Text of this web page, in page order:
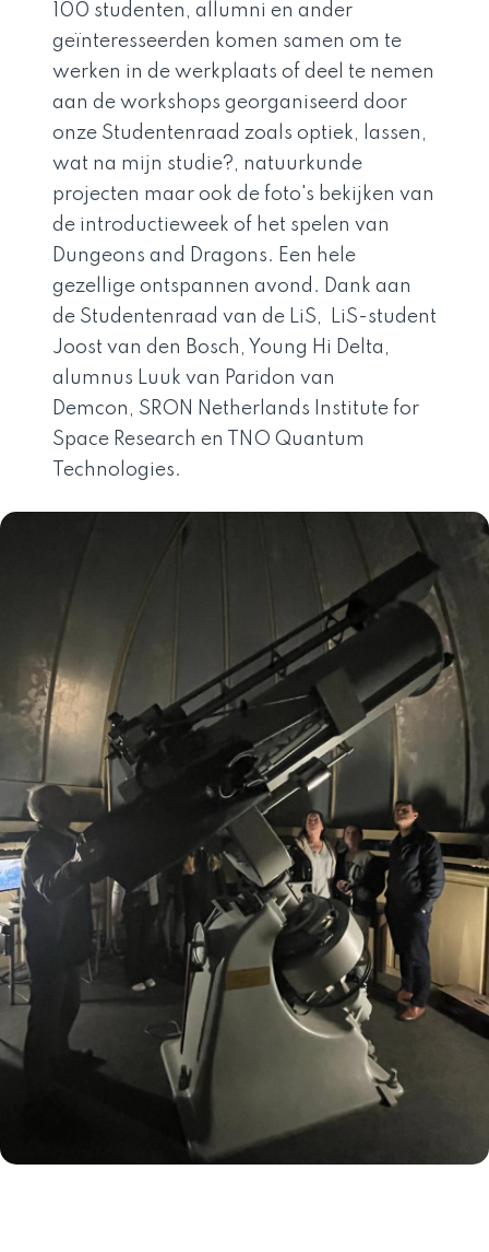
100 studenten, allumni en ander
geïnteresseerden komen samen om te
werken in de werkplaats of deel te nemen
aan de workshops georganiseerd door
onze Studentenraad zoals optiek, lassen,
wat na mijn studie?, natuurkunde
projecten maar ook de foto's bekijken van
de introductieweek of het spelen van
Dungeons and Dragons. Een hele
gezellige ontspannen avond. Dank aan
de Studentenraad van de LiS, LiS-student
Joost van den Bosch, Young Hi Delta,
alumnus Luuk van Paridon van
Demcon , SRON Netherlands Institute for
Space Research en TNO Quantum
Technologies.